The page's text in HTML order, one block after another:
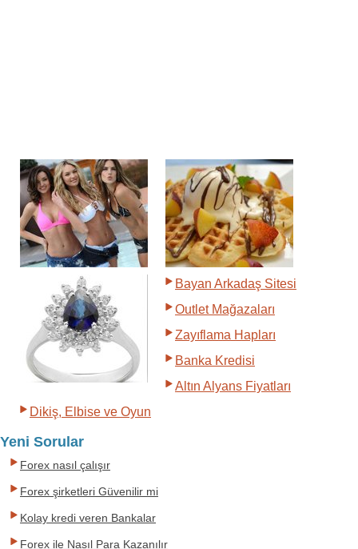
Bayan Arkadaş Sitesi
Outlet Mağazaları
Zayıflama Hapları
Banka Kredisi
Altın Alyans Fiyatları
Dikiş, Elbise ve Oyun
Yeni Sorular
Forex nasıl çalışır
Forex şirketleri Güvenilir mi
Kolay kredi veren Bankalar
Forex ile Nasıl Para Kazanılır